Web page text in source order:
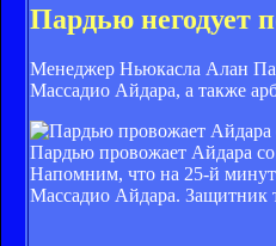
Пардью негодует
Менеджер Ньюкасла Алан
Массадио Айдара, а также
Пардью провожает Айдара со
Напомним, что на 25-й
Массадио Айдара. Защитник